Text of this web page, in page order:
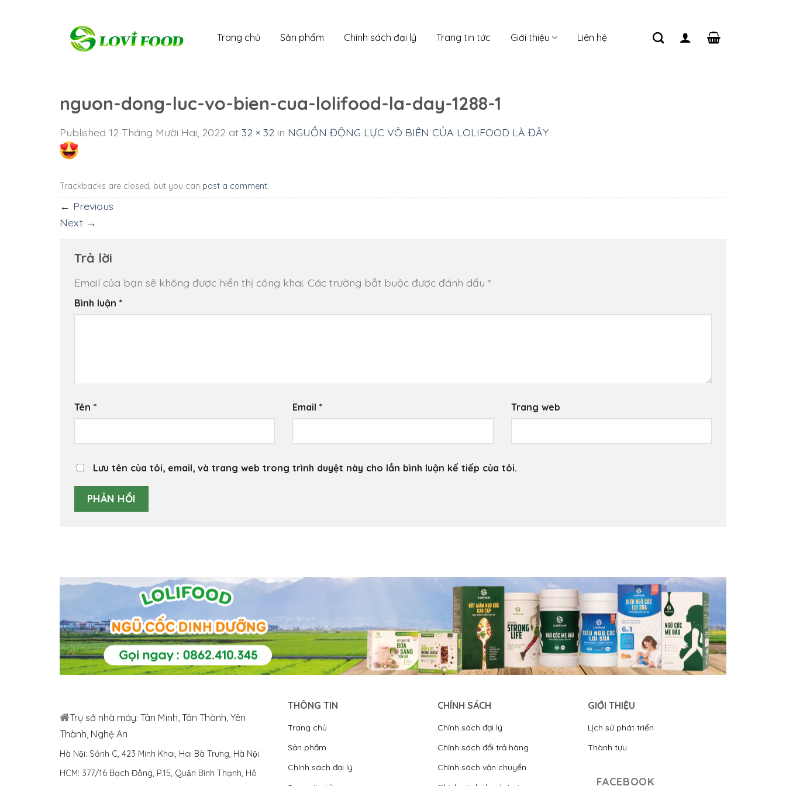
Trang chủ Sản phẩm Chính sách đại lý Trang tin tức Giới thiệu Liên hệ
nguon-dong-luc-vo-bien-cua-lolifood-la-day-1288-1
Published 12 Tháng Mười Hai, 2022 at 32 × 32 in NGUỒN ĐỘNG LỰC VÔ BIÊN CỦA LOLIFOOD LÀ ĐÂY
Trackbacks are closed, but you can post a comment.
← Previous
Next →
Trả lời
Email của bạn sẽ không được hiển thị công khai. Các trường bắt buộc được đánh dấu *
Bình luận *
Tên * Email* Trang web
Lưu tên của tôi, email, và trang web trong trình duyệt này cho lần bình luận kế tiếp của tôi.
Trụ sở nhà máy: Tân Minh, Tân Thành, Yên
Thành, Nghệ An
Hà Nội: Sảnh C, 423 Minh Khai, Hai Bà Trưng, Hà Nội
HCM: 377/16 Bạch Đằng, P.15, Quận Bình Thạnh, Hồ
THÔNG TIN
Trang chủ
Sản phẩm
Chính sách đại lý
CHÍNH SÁCH
Chính sách đại lý
Chính sách đổi trả hàng
Chính sách vận chuyển
GIỚI THIỆU
Lịch sử phát triển
Thành tựu
FACEBOOK